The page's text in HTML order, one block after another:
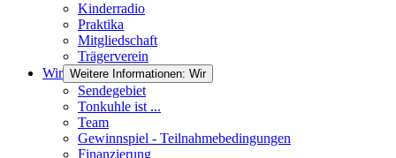
Kinderradio
Praktika
Mitgliedschaft
Trägerverein
Wir Weitere Informationen: Wir
Sendegebiet
Tonkuhle ist ...
Team
Gewinnspiel - Teilnahmebedingungen
Finanzierung